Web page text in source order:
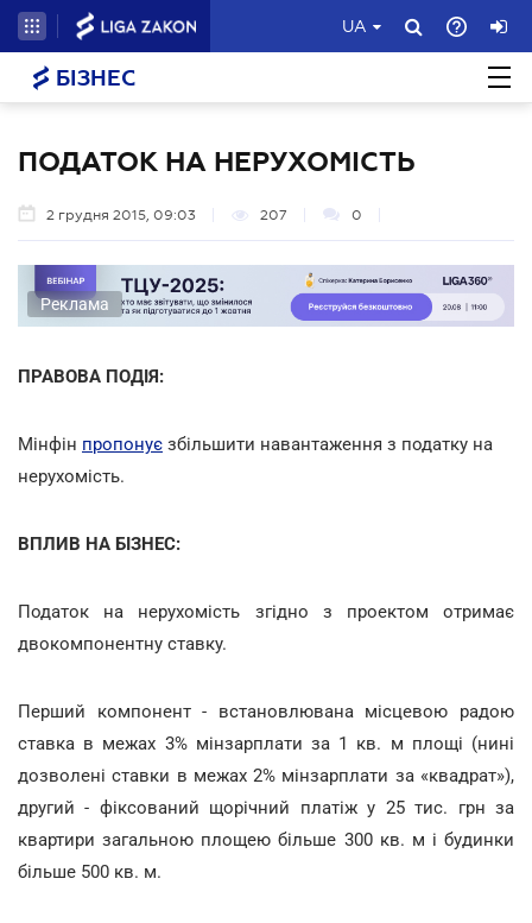
UA
БІЗНЕС
ПОДАТОК НА НЕРУХОМІСТЬ
2 грудня 2015, 09:03 207 0
Реклама
ПРАВОВА ПОДІЯ:
Мінфін пропонує збільшити навантаження з податку на
нерухомість.
ВПЛИВ НА БІЗНЕС:
Податок на нерухомість згідно з проектом отримає
двокомпонентну ставку.
Перший компонент - встановлювана місцевою радою
ставка в межах 3% мінзарплати за 1 кв. м площі (нині
дозволені ставки в межах 2% мінзарплати за «квадрат»),
другий - фіксований щорічний платіж у 25 тис. грн за
квартири загальною площею більше 300 кв. м і будинки
більше 500 кв. м.